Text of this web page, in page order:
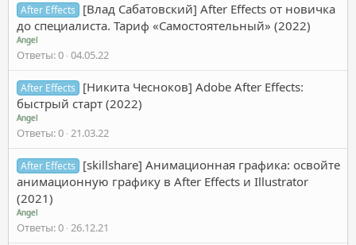
After Effects
[Влад Сабатовский] After Effects от новичка
до специалиста. Тариф «Самостоятельный» (2022)
Angel
Ответы 0 04.05.22
After Effects
[Никита Чесноков] Adobe After Effects:
быстрый старт (2022)
Angel
Ответы 0 21.03.22
After Effects
[skillshare] Анимационная графика: освойте
анимационную графику в After Effects и Illustrator
(2021)
Angel
Ответы 0 26.12.21